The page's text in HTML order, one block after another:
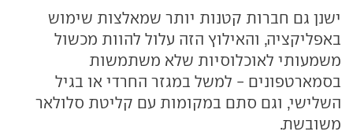
ישנן גם חברות קטנות יותר שמאלצות שימוש
באפליקציה, והאילוץ הזה עלול להוות מכשול
משמעותי לאוכלוסיות שלא משתמשות
בסמארטפונים - למשל במגזר החרדי או בגיל
השלישי, וגם סתם במקומות עם קליטת סלולאר
משובשת.